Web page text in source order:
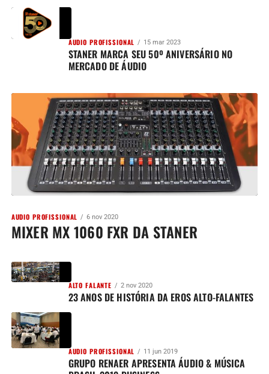
AUDIO PROFISSIONAL 15 mar 2023
STANER MARCA SEU 50º ANIVERSÁRIO NO
MERCADO DE ÁUDIO
AUDIO PROFISSIONAL 6 nov 2020
MIXER MX 1060 FXR DA STANER
ALTO FALANTE 2 nov 2020
23 ANOS DE HISTÓRIA DA EROS ALTO-FALANTES
AUDIO PROFISSIONAL 11 jun 2019
GRUPO RENAER APRESENTA ÁUDIO & MÚSICA